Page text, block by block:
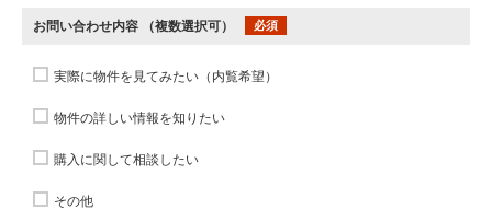
お問い合わせ内容 （複数選択可） 必須
実際に物件を見てみたい（内覧希望）
物件の詳しい情報を知りたい
購入に関して相談したい
その他